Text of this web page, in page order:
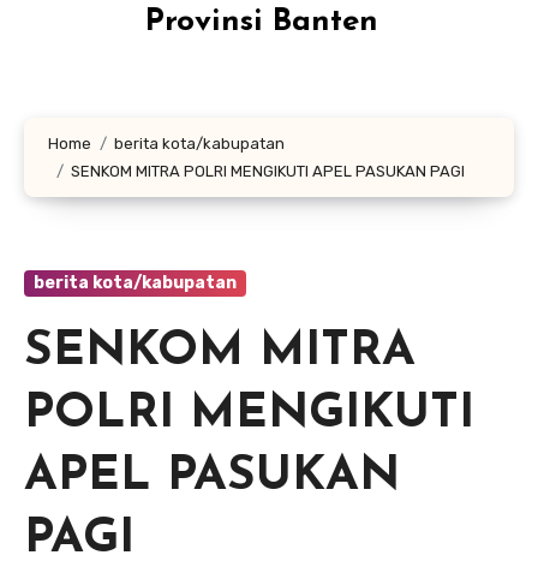
Provinsi Banten
Home
berita kota/kabupatan
SENKOM MITRA POLRI MENGIKUTI APEL PASUKAN PAGI
berita kota/kabupatan
SENKOM MITRA
POLRI MENGIKUTI
APEL PASUKAN
PAGI